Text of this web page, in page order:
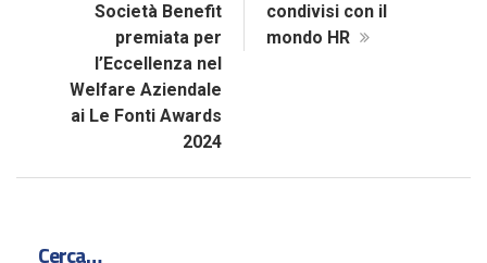
Società Benefit
premiata per
l’Eccellenza nel
Welfare Aziendale
ai Le Fonti Awards
2024
condivisi con il
mondo HR
Cerca…